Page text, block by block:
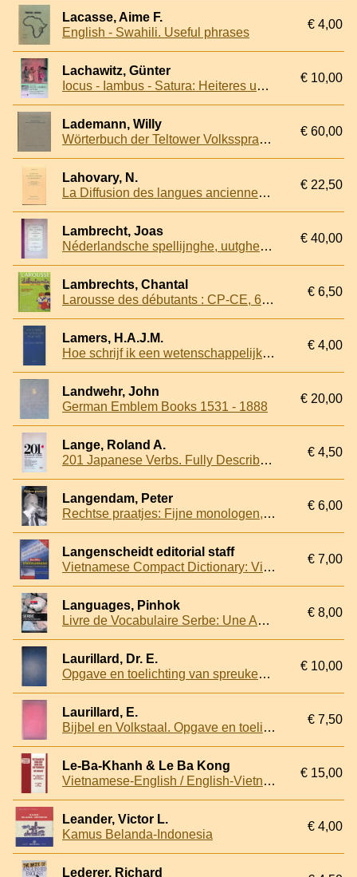
Lacasse, Aime F.
English - Swahili. Useful phrases
€ 4,00
Lachawitz, Günter
Iocus - Iambus - Satura: Heiteres und Hintergründiges in lateinischen Texten
€ 10,00
Lademann, Willy
Wörterbuch der Teltower Volkssprache (Telschet Wöderbuek)
€ 60,00
Lahovary, N.
La Diffusion des langues anciennes du proche-orient. Leurs relations avec le Basque, le Dravidien et les parlers Indo-Europeens primitifs
€ 22,50
Lambrecht, Joas
Néderlandsche spellijnghe, uutghesteld by vrághe ende andwoorde, tot onderwijs der jonghers voor haar earste beghin
€ 40,00
Lambrechts, Chantal
Larousse des débutants : CP-CE, 6-8 ans. Dictionnaire 6500 mots
€ 6,50
Lamers, H.A.J.M.
Hoe schrijf ik een wetenschappelijke tekst ?. Een handleiding om scripties, verslagen, dissertaties, rapporten en beleidsnota's te schrijven
€ 4,00
Landwehr, John
German Emblem Books 1531 - 1888
€ 20,00
Lange, Roland A.
201 Japanese Verbs. Fully Described in all Inflections Moods, Aspects, and Formality Levels
€ 4,50
Langendam, Peter
Rechtse praatjes: Fijne monologen, dialogen en andere vormen van spraakverwarring.
€ 6,00
Langenscheidt editorial staff
Vietnamese Compact Dictionary: Vietnamese-English English-Vietnamese
€ 7,00
Languages, Pinhok
Livre de Vocabulaire Serbe: Une Approche Thématique
€ 8,00
Laurillard, Dr. E.
Opgave en toelichting van spreuken en gezegden in de volkstaal, aan den Bijbel ontleend
€ 10,00
Laurillard, E.
Bijbel en Volkstaal. Opgave en toelichting van spreuken of gezegden in de volkstaal, aan den bijbel ontleend
€ 7,50
Le-Ba-Khanh & Le Ba Kong
Vietnamese-English / English-Vietnamese Standard Dictionary With a Supplement of New Words, English-Vietnamese
€ 15,00
Leander, Victor L.
Kamus Belanda-Indonesia
€ 4,00
Lederer, Richard